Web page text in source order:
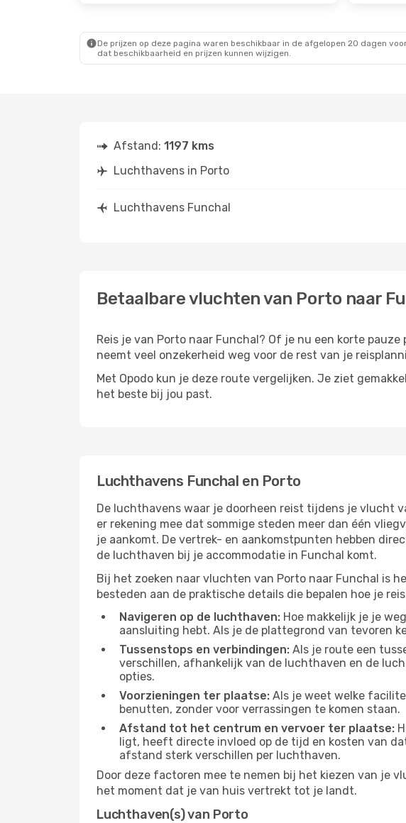
De prijzen op deze pagina waren beschikbaar in de afgelopen 20 dagen
dat beschikbaarheid en prijzen kunnen wijzigen.
Afstand: 1197 kms
Luchthavens in Porto
Luchthavens Funchal
Betaalbare vluchten van Porto naar
Reis je van Porto naar Funchal? Of je nu een korte
neemt veel onzekerheid weg voor de rest van je
Met Opodo kun je deze route vergelijken. Je ziet
het beste bij jou past.
Luchthavens Funchal en Porto
De luchthavens waar je doorheen reist tijdens je vlucht
er rekening mee dat sommige steden meer dan één
je aankomt. De vertrek- en aankomstpunten hebben
de luchthaven bij je accommodatie in Funchal komt.
Bij het zoeken naar vluchten van Porto naar Funchal is
besteden aan de praktische details die bepalen hoe je
Navigeren op de luchthaven: Hoe makkelijk je je
aansluiting hebt. Als je de plattegrond van tevoren
Tussenstops en verbindingen: Als je route een
verschillen, afhankelijk van de luchthaven en de
opties.
Voorzieningen ter plaatse: Als je weet welke
benutten, zonder voor verrassingen te komen staan.
Afstand tot het centrum en vervoer ter plaatse:
ligt, heeft directe invloed op de tijd en kosten van
afstand sterk verschillen per luchthaven.
Door deze factoren mee te nemen bij het kiezen van je
het moment dat je van huis vertrekt tot je landt.
Luchthaven(s) van Porto